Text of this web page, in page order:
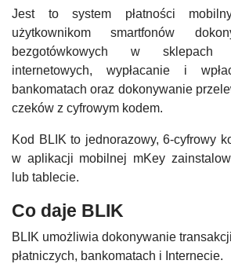
Jest to system płatności
użytkownikom smartfonów
bezgotówkowych w sklepach
internetowych, wypłacanie i
bankomatach oraz dokonywanie
czeków z cyfrowym kodem.
Kod BLIK to jednorazowy, 6-cyfrowy
w aplikacji mobilnej mKey
lub tablecie.
Co daje BLIK
BLIK umożliwia dokonywanie
płatniczych, bankomatach i Internecie.